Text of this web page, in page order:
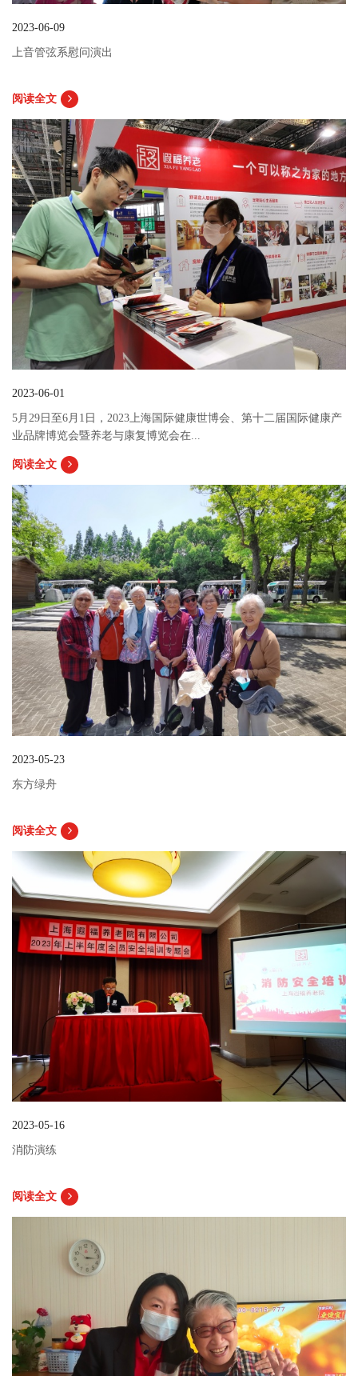
2023-06-09
上音管弦系慰问演出
阅读全文
2023-06-01
5月29日至6月1日，2023上海国际健康世博会、第十二届国际健康产
业品牌博览会暨养老与康复博览会在...
阅读全文
2023-05-23
东方绿舟
阅读全文
2023-05-16
消防演练
阅读全文